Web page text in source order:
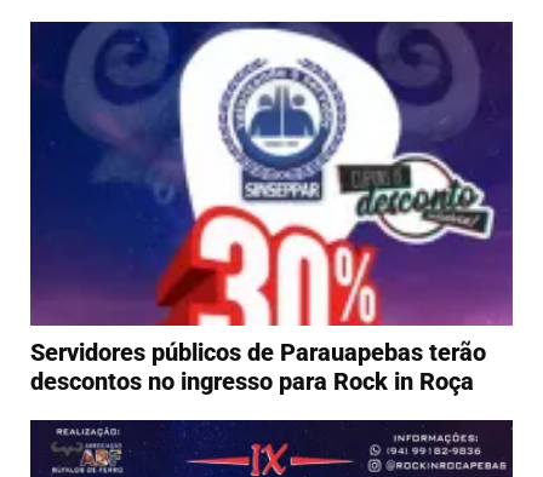
Servidores públicos de Parauapebas terão
descontos no ingresso para Rock in Roça